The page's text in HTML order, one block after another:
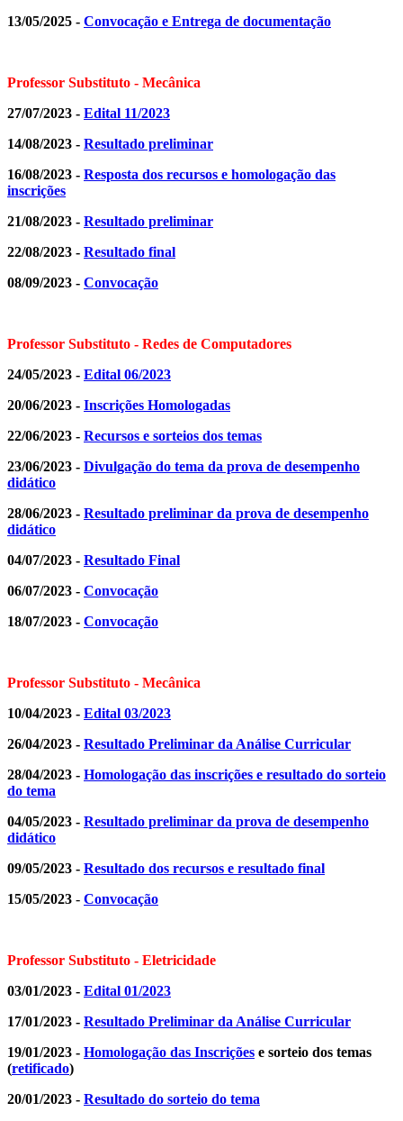
13/05/2025 - Convocação e Entrega de documentação
Professor Substituto - Mecânica
27/07/2023 - Edital 11/2023
14/08/2023 - Resultado preliminar
16/08/2023 - Resposta dos recursos e homologação das
inscrições
21/08/2023 - Resultado preliminar
22/08/2023 - Resultado final
08/09/2023 - Convocação
Professor Substituto - Redes de Computadores
24/05/2023 - Edital 06/2023
20/06/2023 - Inscrições Homologadas
22/06/2023 - Recursos e sorteios dos temas
23/06/2023 - Divulgação do tema da prova de desempenho
didático
28/06/2023 - Resultado preliminar da prova de desempenho
didático
04/07/2023 - Resultado Final
06/07/2023 - Convocação
18/07/2023 - Convocação
Professor Substituto - Mecânica
10/04/2023 - Edital 03/2023
26/04/2023 - Resultado Preliminar da Análise Curricular
28/04/2023 - Homologação das inscrições e resultado do sorteio
do tema
04/05/2023 - Resultado preliminar da prova de desempenho
didático
09/05/2023 - Resultado dos recursos e resultado final
15/05/2023 - Convocação
Professor Substituto - Eletricidade
03/01/2023 - Edital 01/2023
17/01/2023 - Resultado Preliminar da Análise Curricular
19/01/2023 - Homologação das Inscrições e sorteio dos temas
(retificado)
20/01/2023 - Resultado do sorteio do tema